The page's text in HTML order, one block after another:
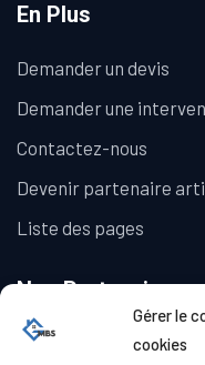
Gérer le
cookies
En Plus
Demander un devis
Demander une
Contactez-nous
Devenir partenaire
Liste des pages
Nos Partenaires
La Galerie Immobilière